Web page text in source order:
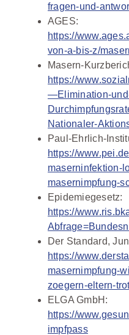
fragen-und-
AGES:
https://
von-a-bis-z/
Masern-
https://
—Elimination-
Nationaler-
Paul-Ehrlich-
https://
maserninfektion-
masernimpfung-
Epidemiegesetz:
https://
Der Standard,
https://
masernimpfung-
zoegern-eltern-
ELGA GmbH:
https://
impfpass